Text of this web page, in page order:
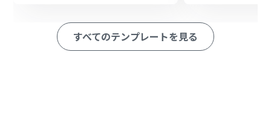
ュール設定も可能です。
Google Driveのファイル複製アクションでは、ファイル
名に実行日時といった変数を埋め込み、動的な名称でフ
すべてのテンプレートを見る